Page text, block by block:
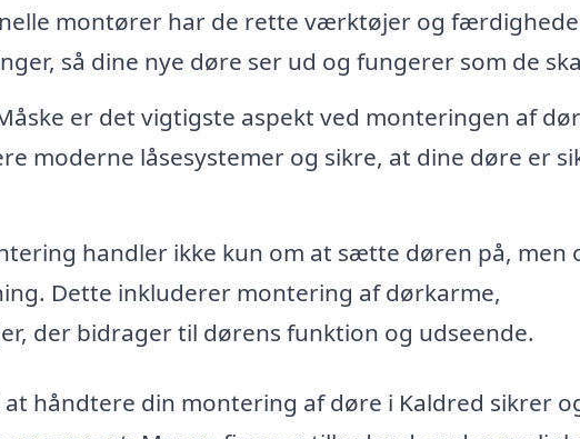
montører har de rette værktøjer og
så dine nye døre ser ud og fungerer som de
er det vigtigste aspekt ved monteringen af
moderne låsesystemer og sikre, at dine døre er
handler ikke kun om at sætte døren på, men
Dette inkluderer montering af dørkarme,
der bidrager til dørens funktion og udseende.
håndtere din montering af døre i Kaldred sikrer